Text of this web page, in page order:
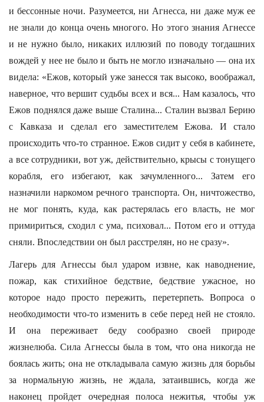
и бессонные ночи. Разумеется, ни Агнесса, ни даже муж ее
не знали до конца очень многого. Но этого знания Агнессе
и не нужно было, никаких иллюзий по поводу тогдашних
вождей у нее не было и быть не могло изначально — она их
видела: «Ежов, который уже занесся так высоко, воображал,
наверное, что вершит судьбы всех и вся... Нам казалось, что
Ежов поднялся даже выше Сталина... Сталин вызвал Берию
с Кавказа и сделал его заместителем Ежова. И стало
происходить что-то странное. Ежов сидит у себя в кабинете,
а все сотрудники, вот уж, действительно, крысы с тонущего
корабля, его избегают, как зачумленного... Затем его
назначили наркомом речного транспорта. Он, ничтожество,
не мог понять, куда, как растерялась его власть, не мог
примириться, сходил с ума, психовал... Потом его и оттуда
сняли. Впоследствии он был расстрелян, но не сразу».
Лагерь для Агнессы был ударом извне, как наводнение,
пожар, как стихийное бедствие, бедствие ужасное, но
которое надо просто пережить, перетерпеть. Вопроса о
необходимости что-то изменить в себе перед ней не стояло.
И она переживает беду сообразно своей природе
жизнелюба. Сила Агнессы была в том, что она никогда не
боялась жить; она не откладывала самую жизнь для борьбы
за нормальную жизнь, не ждала, затаившись, когда же
наконец пройдет очередная полоса нежитья, чтобы уж